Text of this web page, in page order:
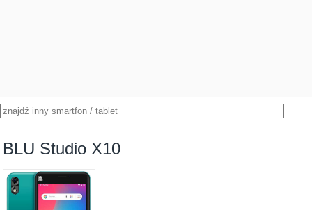
BLU Studio X10